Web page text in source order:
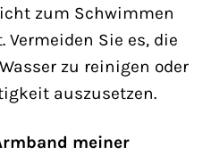
zum Schwimmen
Vermeiden Sie es, die
zu reinigen oder
auszusetzen.
meiner